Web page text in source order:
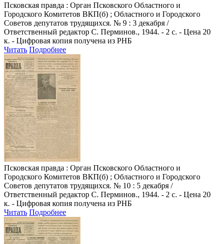
Псковская правда : Орган Псковского Областного и
Городского Комитетов ВКП(б) ; Областного и Городского
Советов депутатов трудящихся. № 9 : 3 декабря /
Ответственный редактор С. Перминов., 1944. - 2 с. - Цена 20
к. - Цифровая копия получена из РНБ
Читать Подробнее
Псковская правда : Орган Псковского Областного и
Городского Комитетов ВКП(б) ; Областного и Городского
Советов депутатов трудящихся. № 10 : 5 декабря /
Ответственный редактор С. Перминов., 1944. - 2 с. - Цена 20
к. - Цифровая копия получена из РНБ
Читать Подробнее